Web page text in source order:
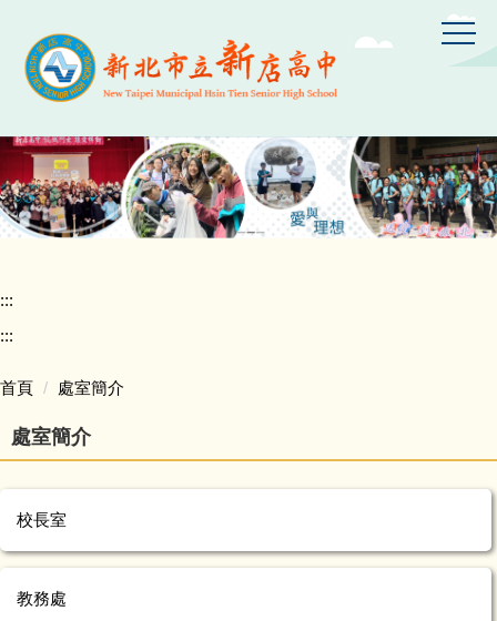
主
容
區
:::
:::
首頁 處室簡介
處室簡介
校長室
教務處